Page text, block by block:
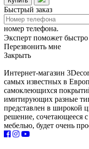
Быстрый заказ
номер телефона.
Эксперт поможет
Перезвонить мне
Закрыть
Интернет-магазин
самых известных в
самоклеющихся
имитирующих разные
представлен в широкой
решение, сочетающееся
мебелью, будет очень